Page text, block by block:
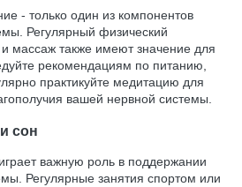
- только один из компонентов
Регулярный физический
и массаж также имеют значение для
рекомендациям по питанию,
практикуйте медитацию для
вашей нервной системы.
сон
важную роль в поддержании
Регулярные занятия спортом или